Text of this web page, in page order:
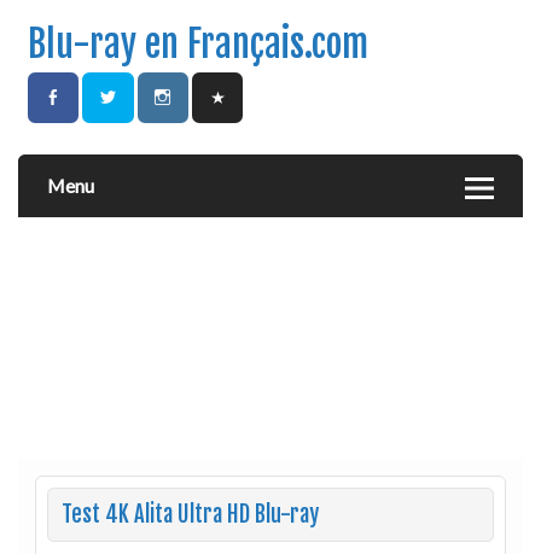
Blu-ray en Français.com
Menu
Test 4K Alita Ultra HD Blu-ray